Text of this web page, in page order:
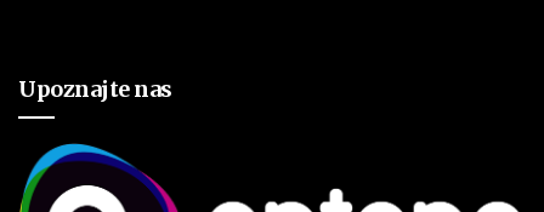
Upoznajte nas